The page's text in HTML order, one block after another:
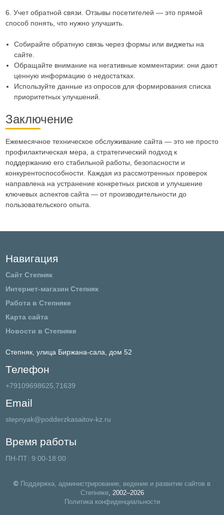
6. Учет обратной связи. Отзывы посетителей — это прямой
способ понять, что нужно улучшить.
Собирайте обратную связь через формы или виджеты на
сайте.
Обращайте внимание на негативные комментарии: они дают
ценную информацию о недостатках.
Используйте данные из опросов для формирования списка
приоритетных улучшений.
Заключение
Ежемесячное техническое обслуживание сайта — это не просто
профилактическая мера, а стратегический подход к
поддержанию его стабильной работы, безопасности и
конкурентоспособности. Каждая из рассмотренных проверок
направлена на устранение конкретных рисков и улучшение
ключевых аспектов сайта — от производительности до
пользовательского опыта.
Навигация
Сайт Степняк
Интернет-магазин Степняк
Работа в Степняке
Карта сайта
Новости в Степняке
Степняк, улица Биржана-сала, дом 52
Телефон
+79109698625,71639
Email
stepnyak@podderzkasaitov-kz.ru
Время работы
ПН-ПТ: 9:00-18:00
©
Поддержка, администрирование, ведение и развитие сайтов в
Степняке, 2002–2026
Политика конфиденциальности